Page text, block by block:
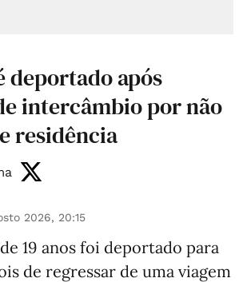
deportado após
intercâmbio por não
residência
2026, 20:15
19 anos foi deportado para
de regressar de uma viagem